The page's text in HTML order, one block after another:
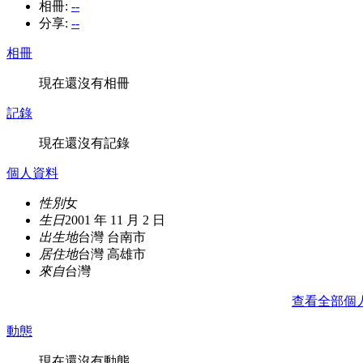
相冊: --
分享: --
相冊
現在還沒有相冊
記錄
現在還沒有記錄
個人資料
性別女
生日2001 年 11 月 2 日
出生地台灣 台南市
居住地台灣 高雄市
來自台灣
查看全部個
動態